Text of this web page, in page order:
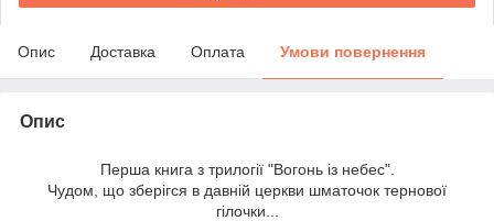
Опис Доставка Оплата Умови повернення
Опис
Перша книга з трилогії "Вогонь із небес".
Чудом, що зберігся в давній церкви шматочок тернової
гілочки...